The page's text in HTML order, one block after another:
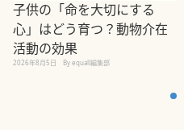
子供の「命を大切にする
心」はどう育つ？動物介在
活動の効果
2026年8月5日 By equall編集部